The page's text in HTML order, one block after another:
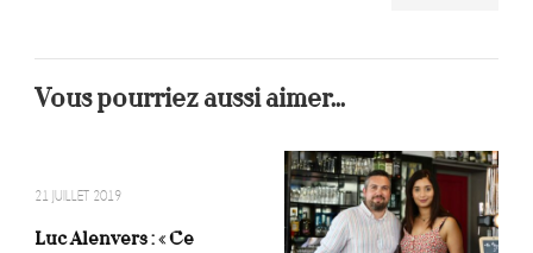
Vous pourriez aussi aimer...
21 JUILLET 2019
Luc Alenvers : « Ce